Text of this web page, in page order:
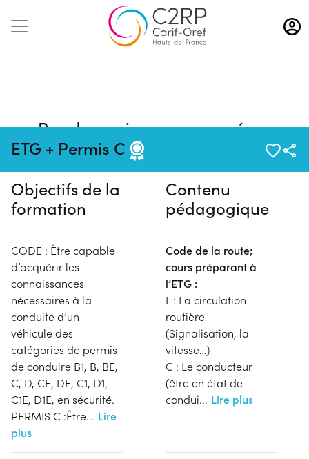
Aller
au
contenu
ETG + Permis C
Pas de session programmée en
ce moment
Objectifs de la
formation
CODE : Être capable
d’acquérir les
connaissances
nécessaires à la
conduite d’un
véhicule des
catégories de permis
de conduire B1, B, BE,
C, D, CE, DE, C1, D1,
C1E, D1E, en sécurité.
PERMIS C :Être... Lire
plus
Contenu
pédagogique
Code de la route;
cours préparant à
l’ETG :
L : La circulation
routière
(Signalisation, la
vitesse…)
C : Le conducteur
(être en état de
condui... Lire plus